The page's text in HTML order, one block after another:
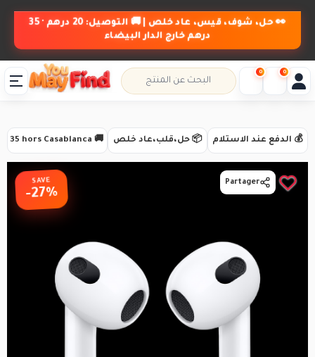
👀 حل، شوف، قيس، عاد خلص | 🚚 التوصيل: 20 درهم · 35
درهم خارج الدار البيضاء
🚚 Livraison 20 DH · 35 hors Casablanca 📦 حل،قلب،عاد خلص 💰 الدفع عند الاستلام
SAVE
-27%
Partager
0 0